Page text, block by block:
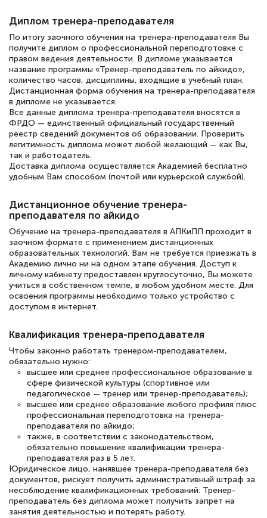
полезных материалов помогли
подготовиться к тестированию. Это
книги, методические рекомендации,
статьи. Времени на подготовку
достаточно. Курс помогает пройти
аттестацию в школе. Спасибо!
Евгения Коротких
Знаток города 2 уровня
12 марта 2026
Спасибо большое Академии! Грамотное,
вежливое сопровождение! Всё чётко и
понятно! Проходила повышение
квалификации. Ещё раз - СПАСИБО!
Елена Петрикс
Знаток города 5 уровня
11 марта 2026
Всем добрый день! Я прошла курс
повышени каалификации по
специальности «Тренер-преподаватель
по тяжелой атлетике»! Хочется
подчеркуть, что при обращении
оперативно связались со мной
специалисты, ответили на все
интересующие вопросы и в течении
Диплом тренера-преподавателя
По итогу заочного обучения на тренера-преподавателя Вы
получите диплом о профессиональной переподготовке с
правом ведения деятельности. В дипломе указывается
название программы «Тренер-преподаватель по айкидо»,
количество часов, дисциплины, входящие в учебный план.
Дистанционная форма обучения на тренера-преподавателя
в дипломе не указывается.
Все данные диплома тренера-преподавателя вносятся в
ФРДО — единственный официальный государственный
реестр сведений документов об образовании. Проверить
легитимность диплома может любой желающий — как Вы,
так и работодатель.
Доставка диплома осуществляется Академией бесплатно
удобным Вам способом (почтой или курьерской службой).
Дистанционное обучение тренера-
преподавателя по айкидо
Обучение на тренера-преподавателя в АПКиПП проходит в
заочном формате с применением дистанционных
образовательных технологий. Вам не требуется приезжать в
Академию лично ни на одном этапе обучения. Доступ к
личному кабинету предоставлен круглосуточно, Вы можете
учиться в собственном темпе, в любом удобном месте. Для
освоения программы необходимо только устройство с
доступом в интернет.
Квалификация тренера-преподавателя
Чтобы законно работать тренером-преподавателем,
обязательно нужно:
высшее или среднее профессиональное образование в
сфере физической культуры (спортивное или
педагогическое — тренер или тренер-преподаватель);
высшее или среднее образование любого профиля плюс
профессиональная переподготовка на тренера-
преподавателя по айкидо;
также, в соответствии с законодательством,
обязательно повышение квалификации тренера-
преподавателя раз в 5 лет.
Юридическое лицо, нанявшее тренера-преподавателя без
документов, рискует получить административный штраф за
несоблюдение квалификационных требований. Тренер-
преподаватель без диплома может получить запрет на
занятия деятельностью и потерять работу.